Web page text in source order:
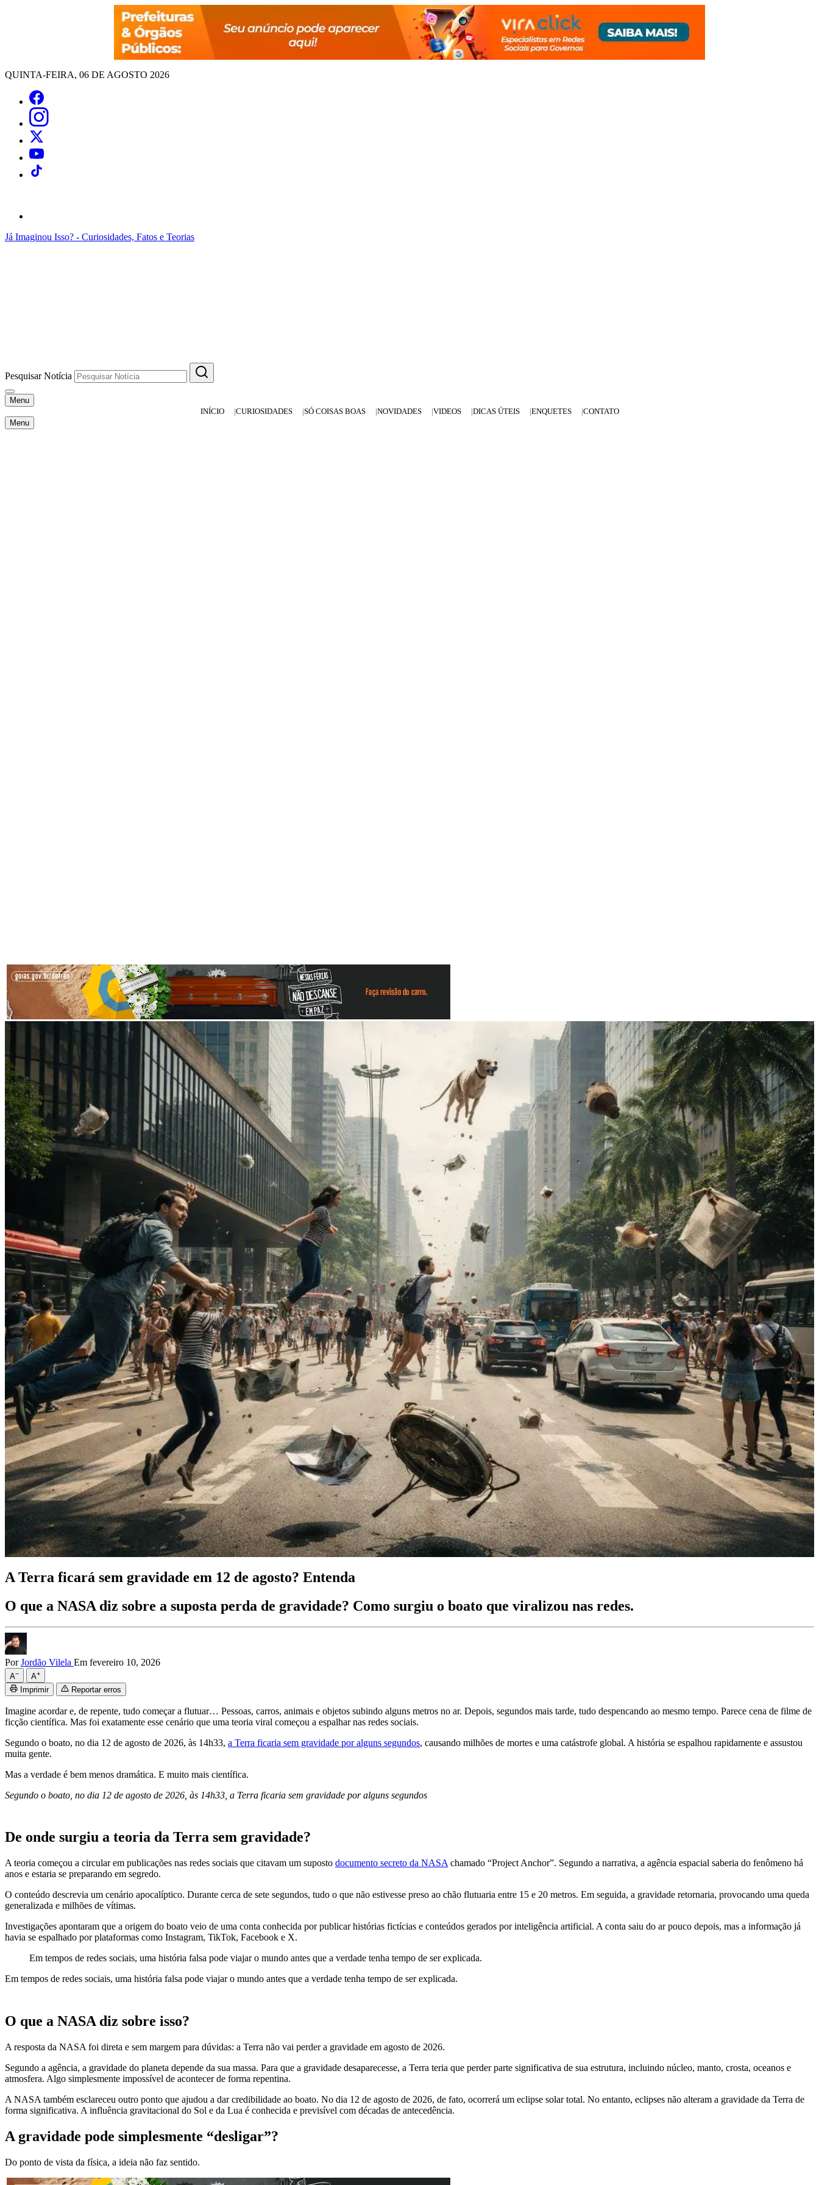
QUINTA-FEIRA, 06 DE AGOSTO 2026
Já Imaginou Isso? - Curiosidades, Fatos e Teorias
Pesquisar Notícia
Menu
INÍCIO
CURIOSIDADES SÓ COISAS BOAS NOVIDADES VIDEOS DICAS ÚTEIS ENQUETES
CONTATO
Menu
A Terra ficará sem gravidade em 12 de agosto? Entenda
O que a NASA diz sobre a suposta perda de gravidade? Como surgiu o boato que viralizou nas redes.
PorJordão Vilela Em fevereiro 10, 2026
A− A+
Imprimir Reportar erros
Imagine acordar e, de repente, tudo começar a flutuar… Pessoas, carros, animais e objetos subindo alguns metros no ar. Depois, segundos mais tarde, tudo despencando ao mesmo tempo. Parece cena de filme de
ficção científica. Mas foi exatamente esse cenário que uma teoria viral começou a espalhar nas redes sociais.
Segundo o boato, no dia 12 de agosto de 2026, às 14h33, a Terra ficaria sem gravidade por alguns segundos, causando milhões de mortes e uma catástrofe global. A história se espalhou rapidamente e assustou
muita gente.
Mas a verdade é bem menos dramática. E muito mais científica.
Segundo o boato, no dia 12 de agosto de 2026, às 14h33, a Terra ficaria sem gravidade por alguns segundos
De onde surgiu a teoria da Terra sem gravidade?
A teoria começou a circular em publicações nas redes sociais que citavam um suposto documento secreto da NASA chamado “Project Anchor”. Segundo a narrativa, a agência espacial saberia do fenômeno há
anos e estaria se preparando em segredo.
O conteúdo descrevia um cenário apocalíptico. Durante cerca de sete segundos, tudo o que não estivesse preso ao chão flutuaria entre 15 e 20 metros. Em seguida, a gravidade retornaria, provocando uma queda
generalizada e milhões de vítimas.
Investigações apontaram que a origem do boato veio de uma conta conhecida por publicar histórias fictícias e conteúdos gerados por inteligência artificial. A conta saiu do ar pouco depois, mas a informação já
havia se espalhado por plataformas como Instagram, TikTok, Facebook e X.
Em tempos de redes sociais, uma história falsa pode viajar o mundo antes que a verdade tenha tempo de ser explicada.
Em tempos de redes sociais, uma história falsa pode viajar o mundo antes que a verdade tenha tempo de ser explicada.
O que a NASA diz sobre isso?
A resposta da NASA foi direta e sem margem para dúvidas: a Terra não vai perder a gravidade em agosto de 2026.
Segundo a agência, a gravidade do planeta depende da sua massa. Para que a gravidade desaparecesse, a Terra teria que perder parte significativa de sua estrutura, incluindo núcleo, manto, crosta, oceanos e
atmosfera. Algo simplesmente impossível de acontecer de forma repentina.
A NASA também esclareceu outro ponto que ajudou a dar credibilidade ao boato. No dia 12 de agosto de 2026, de fato, ocorrerá um eclipse solar total. No entanto, eclipses não alteram a gravidade da Terra de
forma significativa. A influência gravitacional do Sol e da Lua é conhecida e previsível com décadas de antecedência.
A gravidade pode simplesmente “desligar”?
Do ponto de vista da física, a ideia não faz sentido.